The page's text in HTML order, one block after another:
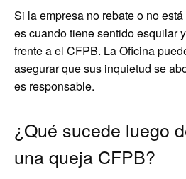
Si la empresa no rebate o no
es cuando tiene sentido esquilar
frente a el CFPB. La Oficina
asegurar que sus inquietud se
es responsable.
¿Qué sucede luego
una queja CFPB?